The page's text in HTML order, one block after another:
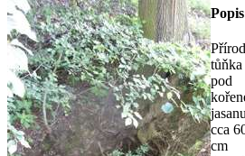
tůňka
pod
jasanu
cca
cm